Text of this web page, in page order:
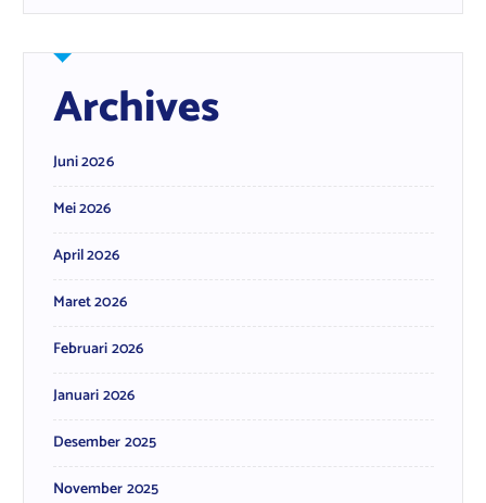
Archives
Juni 2026
Mei 2026
April 2026
Maret 2026
Februari 2026
Januari 2026
Desember 2025
November 2025